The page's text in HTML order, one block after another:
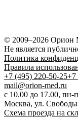
© 2009–2026 Орион
Не является
Политика
Правила
+7 (495) 220-50-25+7
mail@orion-med.ru
c 10.00 до 17.00, пн-
Москва, ул. Свободы,
Схема проезда на